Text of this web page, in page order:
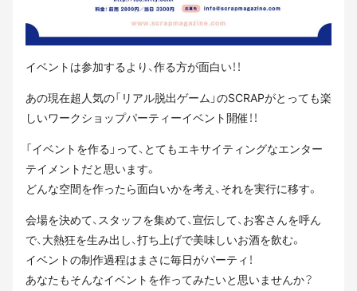
イベントは参加するより、作る方が面白い！！
あの現在超人気の「リアル脱出ゲーム」のSCRAPがとっても楽
しいワークショップパーティーイベント開催！！
「イベントを作る」って、とてもエキサイティングなエンター
テイメントだと思います。
どんな空間を作ったら面白いかを考え、それを実行に移す。
会場を決めて、スタッフを集めて、宣伝して、お客さんを呼ん
で、大熱狂を生み出し、打ち上げで美味しいお酒を飲む。
イベントの制作過程はまさに毎日がパーティ！
あなたもそんなイベントを作ってみたいと思いませんか？